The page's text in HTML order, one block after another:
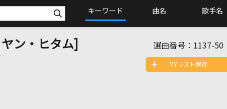
キーワード 曲名 歌手名
ン・ヒタム] 選曲番号： 1137-50
MYリスト保存